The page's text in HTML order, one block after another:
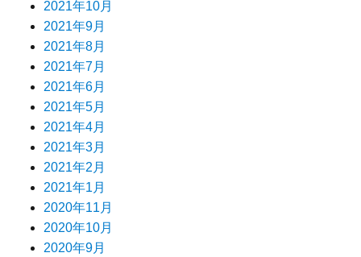
2021年10月
2021年9月
2021年8月
2021年7月
2021年6月
2021年5月
2021年4月
2021年3月
2021年2月
2021年1月
2020年11月
2020年10月
2020年9月